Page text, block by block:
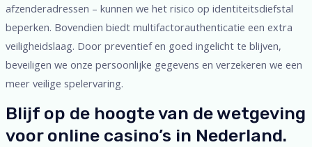
afzenderadressen – kunnen we het risico op identiteitsdiefstal
beperken. Bovendien biedt multifactorauthenticatie een extra
veiligheidslaag. Door preventief en goed ingelicht te blijven,
beveiligen we onze persoonlijke gegevens en verzekeren we een
meer veilige spelervaring.
Blijf op de hoogte van de wetgeving
voor online casino’s in Nederland.